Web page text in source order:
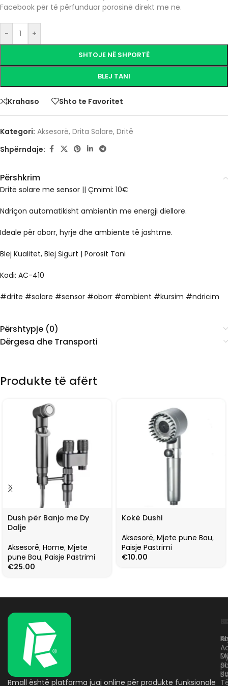
Facebook për të përfunduar porosinë direkt me ne.
- +
SHTOJE NË SHPORTË
BLEJ TANI
Krahaso Shto te Favoritet
Kategori: Aksesorë, Drita Solare, Dritë
Shpërndaje:
Përshkrim
Dritë solare me sensor || Çmimi: 10€
Ndriçon automatikisht ambientin me energji diellore.
Ideale për oborr, hyrje dhe ambiente të jashtme.
Blej Kualitet, Blej Sigurt | Porosit Tani
Kodi: AC-410
#drite #solare #sensor #oborr #ambient #kursim #ndricim
Përshtypje (0)
Dërgesa dhe Transporti
Produkte të afërt
Dush për Banjo me Dy
Dalje
Aksesorë, Home, Mjete
pune Bau, Paisje Pastrimi
€25.00
Kokë Dushi
Aksesorë, Mjete pune Bau,
Paisje Pastrimi
€10.00
Rmall është platforma juaj online për produkte funksionale